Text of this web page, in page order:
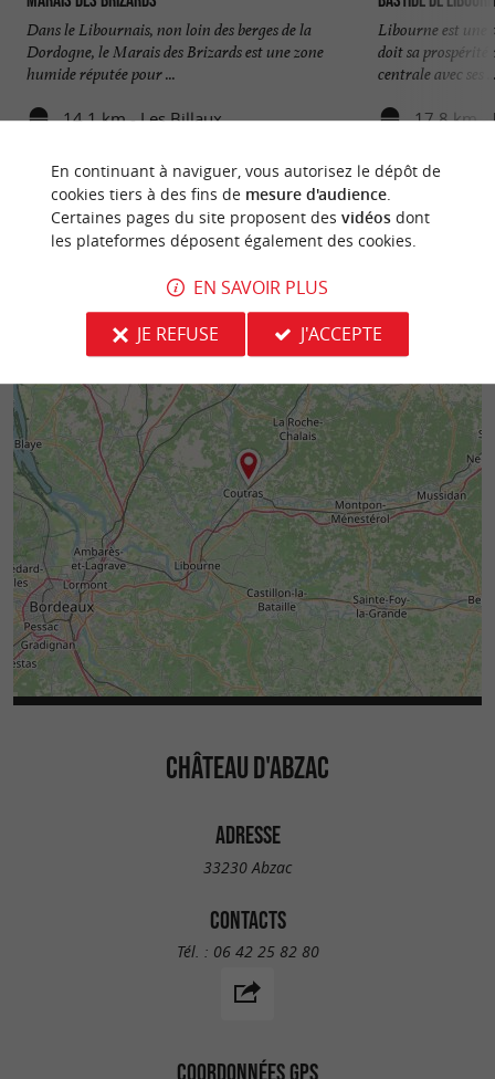
Dans le Libournais, non loin des berges de la
Dordogne, le Marais des Brizards est une zone
humide réputée pour ...
14,1 km - Les Billaux
Libourne est une
doit sa prospérité
centrale avec ses
17,8 km -
CHÂTEAU D'ABZAC
ADRESSE
33230 Abzac
CONTACTS
Tél. : 06 42 25 82 80
COORDONNÉES GPS
En continuant à naviguer, vous autorisez le dépôt de
cookies tiers à des fins de mesure d'audience.
Certaines pages du site proposent des vidéosdont
les plateformes déposent également des cookies.
EN SAVOIR PLUS
JE REFUSE
J'ACCEPTE